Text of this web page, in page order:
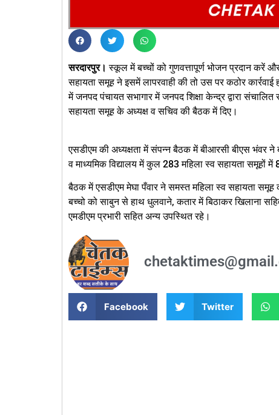
सरदारपुर।स्कूल में बच्चों को गुणवत्तापूर्ण भोजन प्रदान करें
सहायता समूह ने इसमें लापरवाही की तो उस पर कठोर
में जनपद पंचायत सभागार में जनपद शिक्षा केन्द्र द्वारा
सहायता समूह के अध्यक्ष व सचिव की बैठक में दिए।
एसडीएम की अध्यक्षता में संपन्न बैठक में बीआरसी बीएस भंवर
व माध्यमिक विद्यालय में कुल 283 महिला स्व सहायता समूहों में
बैठक में एसडीएम मेघा पँवार ने समस्त महिला स्व सहायता
बच्चो को साबुन से हाथ धुलवाने, कतार में बिठाकर खिलाना
एमडीएम प्रभारी सहित अन्य उपस्थित रहे।
Facebook Twitter